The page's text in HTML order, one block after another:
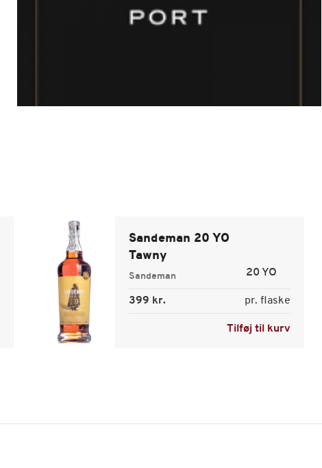
Sandeman 20 YO
Tawny
Sandeman 20 YO
399 kr. pr. flaske
Tilføj til kurv